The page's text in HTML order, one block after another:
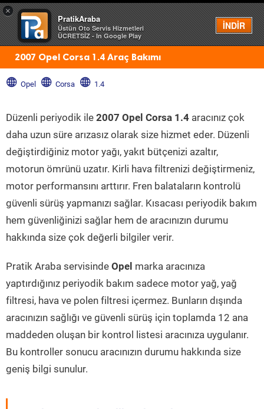
×
PratikAraba
Üstün Oto Servis Hizmetleri
ÜCRETSİZ - In Google Play
İNDİR
Menü
2007 Opel Corsa 1.4 Araç Bakımı
Opel Corsa 1.4
Düzenli periyodik ile 2007 Opel Corsa 1.4 aracınız çok
daha uzun süre arızasız olarak size hizmet eder. Düzenli
değiştirdiğiniz motor yağı, yakıt bütçenizi azaltır,
motorun ömrünü uzatır. Kirli hava filtrenizi değiştirmeniz,
motor performansını arttırır. Fren balataların kontrolü
güvenli sürüş yapmanızı sağlar. Kısacası periyodik bakım
hem güvenliğinizi sağlar hem de aracınızın durumu
hakkında size çok değerli bilgiler verir.
Pratik Araba servisinde Opel marka aracınıza
yaptırdığınız periyodik bakım sadece motor yağ, yağ
filtresi, hava ve polen filtresi içermez. Bunların dışında
aracınızın sağlığı ve güvenli sürüş için toplamda 12 ana
maddeden oluşan bir kontrol listesi aracınıza uygulanır.
Bu kontroller sonucu aracınızın durumu hakkında size
geniş bilgi sunulur.